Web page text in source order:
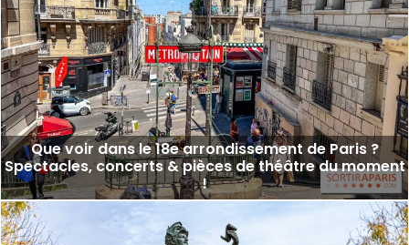
Que voir dans le 18e arrondissement de Paris ?
Spectacles, concerts & pièces de théâtre du moment
!